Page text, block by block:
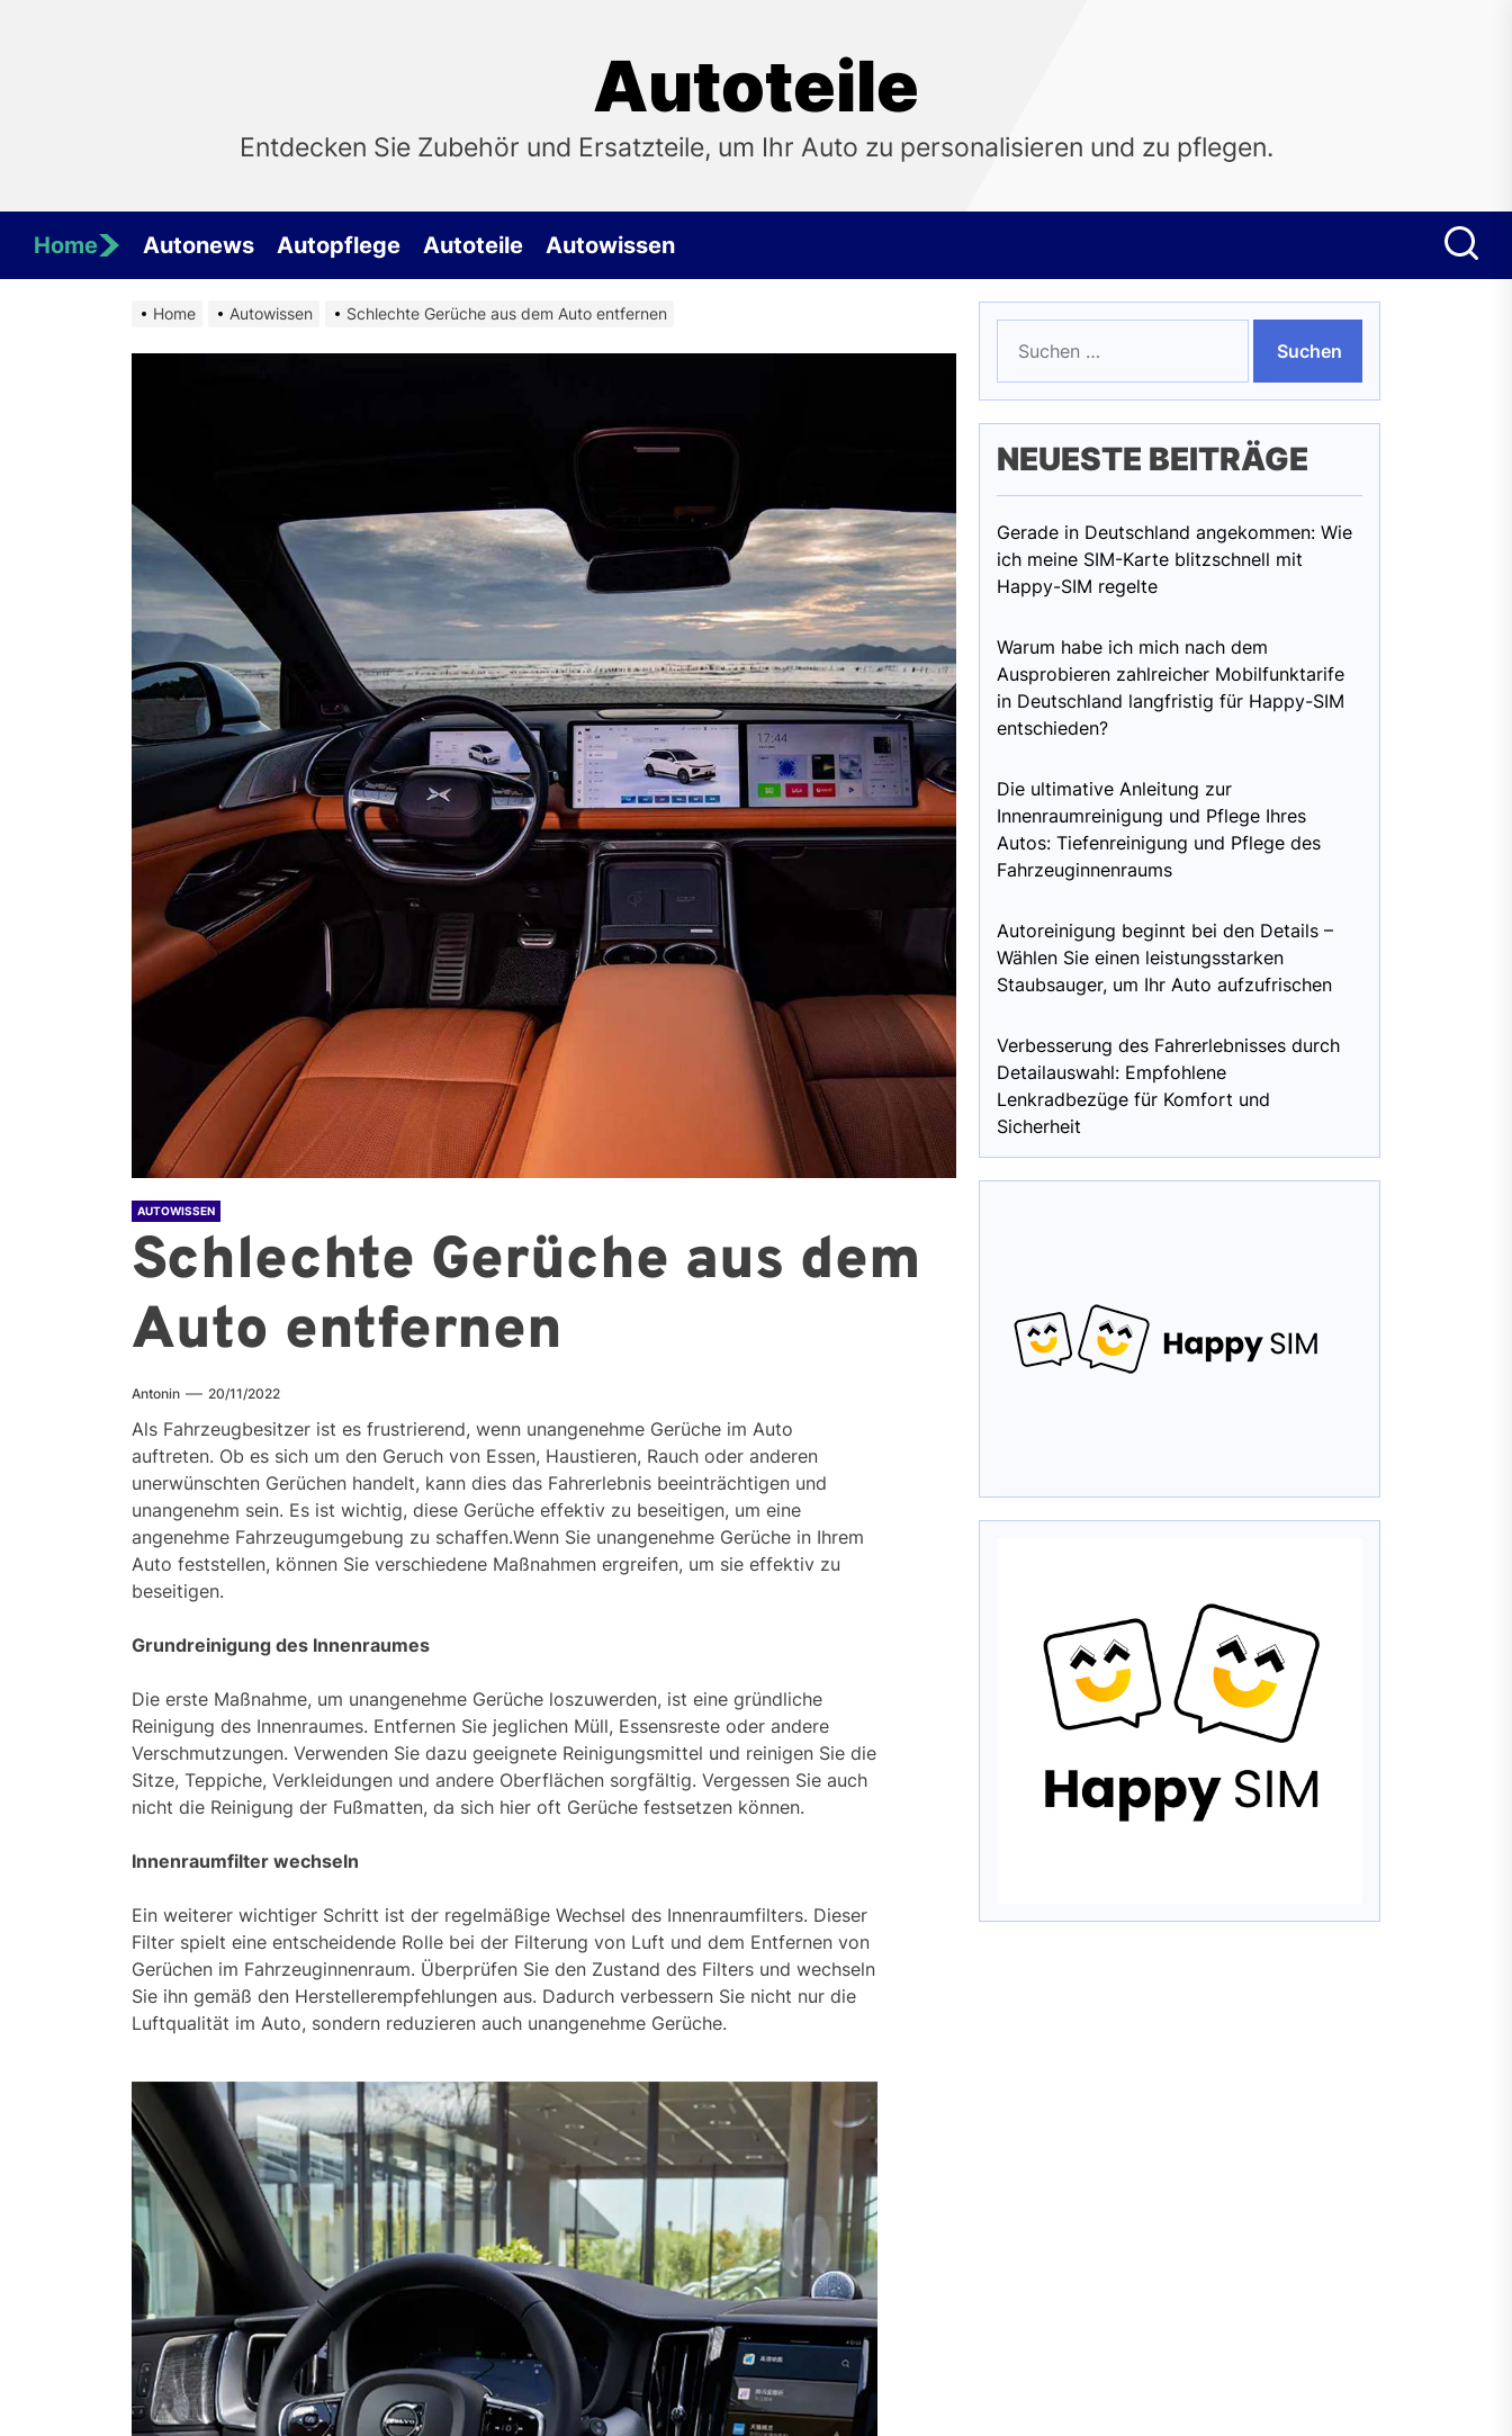
Autoteile
Entdecken Sie Zubehör und Ersatzteile, um Ihr Auto zu personalisieren und zu pflegen.
Home Autonews Autopflege Autoteile Autowissen
Home Autowissen Schlechte Gerüche aus dem Auto entfernen
AUTOWISSEN
Schlechte Gerüche aus dem
Auto entfernen
Antonin 20/11/2022
Als Fahrzeugbesitzer ist es frustrierend, wenn unangenehme Gerüche im Auto
auftreten. Ob es sich um den Geruch von Essen, Haustieren, Rauch oder anderen
unerwünschten Gerüchen handelt, kann dies das Fahrerlebnis beeinträchtigen und
unangenehm sein. Es ist wichtig, diese Gerüche effektiv zu beseitigen, um eine
angenehme Fahrzeugumgebung zu schaffen.Wenn Sie unangenehme Gerüche in Ihrem
Auto feststellen, können Sie verschiedene Maßnahmen ergreifen, um sie effektiv zu
beseitigen.
Grundreinigung des Innenraumes
Die erste Maßnahme, um unangenehme Gerüche loszuwerden, ist eine gründliche
Reinigung des Innenraumes. Entfernen Sie jeglichen Müll, Essensreste oder andere
Verschmutzungen. Verwenden Sie dazu geeignete Reinigungsmittel und reinigen Sie die
Sitze, Teppiche, Verkleidungen und andere Oberflächen sorgfältig. Vergessen Sie auch
nicht die Reinigung der Fußmatten, da sich hier oft Gerüche festsetzen können.
Innenraumfilter wechseln
Ein weiterer wichtiger Schritt ist der regelmäßige Wechsel des Innenraumfilters. Dieser
Filter spielt eine entscheidende Rolle bei der Filterung von Luft und dem Entfernen von
Gerüchen im Fahrzeuginnenraum. Überprüfen Sie den Zustand des Filters und wechseln
Sie ihn gemäß den Herstellerempfehlungen aus. Dadurch verbessern Sie nicht nur die
Luftqualität im Auto, sondern reduzieren auch unangenehme Gerüche.
nach:
NEUESTE BEITRÄGE
Gerade in Deutschland angekommen: Wie
ich meine SIM-Karte blitzschnell mit
Happy-SIM regelte
Warum habe ich mich nach dem
Ausprobieren zahlreicher Mobilfunktarife
in Deutschland langfristig für Happy-SIM
entschieden?
Die ultimative Anleitung zur
Innenraumreinigung und Pflege Ihres
Autos: Tiefenreinigung und Pflege des
Fahrzeuginnenraums
Autoreinigung beginnt bei den Details –
Wählen Sie einen leistungsstarken
Staubsauger, um Ihr Auto aufzufrischen
Verbesserung des Fahrerlebnisses durch
Detailauswahl: Empfohlene
Lenkradbezüge für Komfort und
Sicherheit